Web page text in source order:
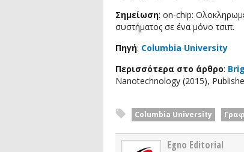
Σημείωση: on-chip:
συστήματος σε ένα μόνο τσιπ.
Πηγή: Columbia University
Περισσότερα στο άρθρο:
Nanotechnology (2015),
Columbia University
Egno Editorial